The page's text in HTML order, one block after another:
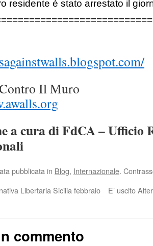
residente è stato arrestato il
Il Muro
a cura di FdCA – Ufficio
pubblicata in Blog, Internazionale.
Libertaria Sicilia febbraio
E’ uscito
commento